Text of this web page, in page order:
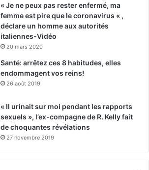
« Je ne peux pas rester enfermé, ma
femme est pire que le coronavirus « ,
déclare un homme aux autorités
italiennes-Vidéo
20 mars 2020
Santé: arrêtez ces 8 habitudes, elles
endommagent vos reins!
26 août 2019
« Il urinait sur moi pendant les rapports
sexuels », l’ex-compagne de R. Kelly fait
de choquantes révélations
27 novembre 2019